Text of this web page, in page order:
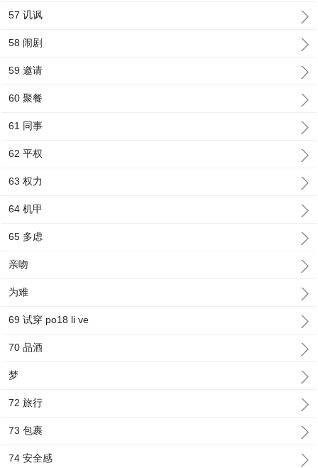
57 讥讽
58 闹剧
59 邀请
60 聚餐
61 同事
62 平权
63 权力
64 机甲
65 多虑
亲吻
为难
69 试穿 po18 li ve
70 品酒
梦
72 旅行
73 包裹
74 安全感